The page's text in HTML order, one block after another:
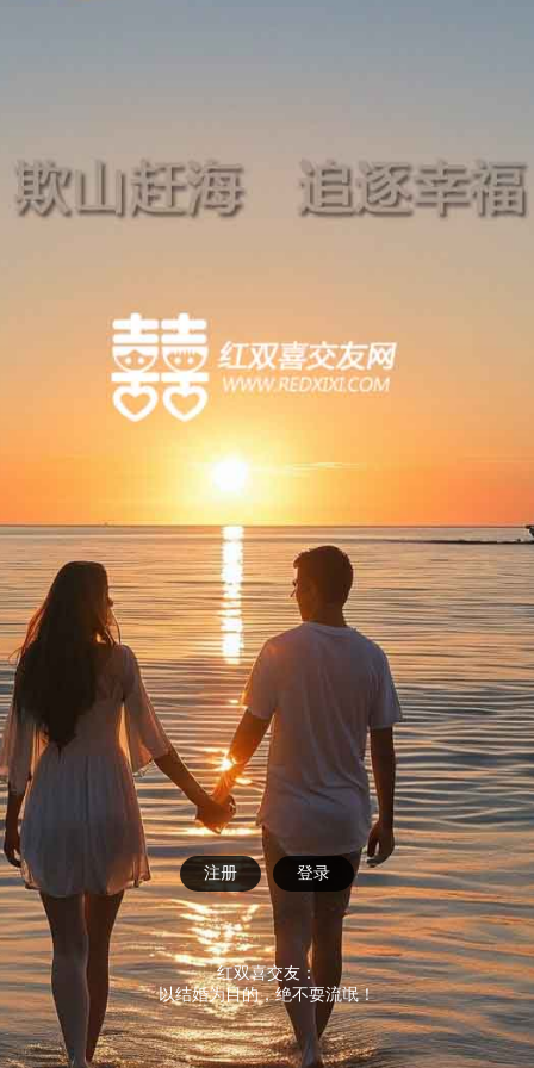
注册 登录
红双喜交友：
以结婚为目的，绝不耍流氓！